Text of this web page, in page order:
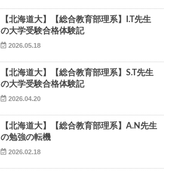
【北海道大】【総合教育部理系】I.T先生
の大学受験合格体験記
2026.05.18
【北海道大】【総合教育部理系】S.T先生
の大学受験合格体験記
2026.04.20
【北海道大】【総合教育部理系】A.N先生
の勉強の転機
2026.02.18